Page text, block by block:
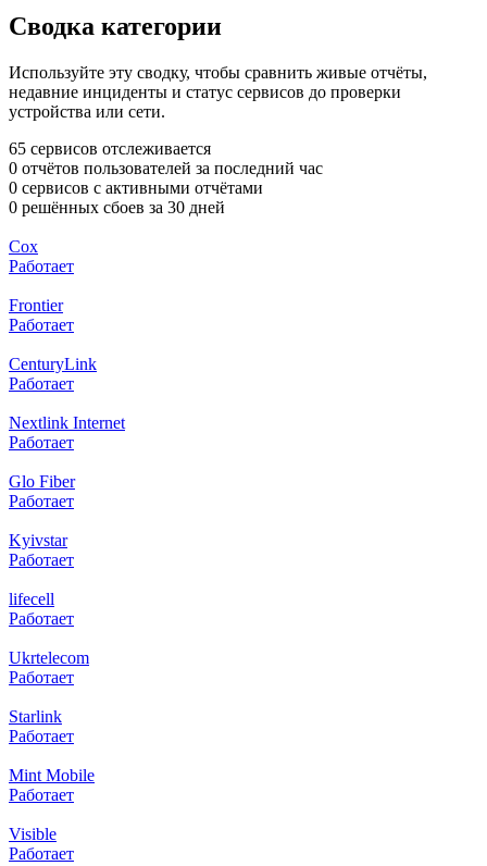
Сводка категории
Используйте эту сводку, чтобы сравнить живые отчёты,
недавние инциденты и статус сервисов до проверки
устройства или сети.
65 сервисов отслеживается
0 отчётов пользователей за последний час
0 сервисов с активными отчётами
0 решённых сбоев за 30 дней
Cox
Работает
Frontier
Работает
CenturyLink
Работает
Nextlink Internet
Работает
Glo Fiber
Работает
Kyivstar
Работает
lifecell
Работает
Ukrtelecom
Работает
Starlink
Работает
Mint Mobile
Работает
Visible
Работает